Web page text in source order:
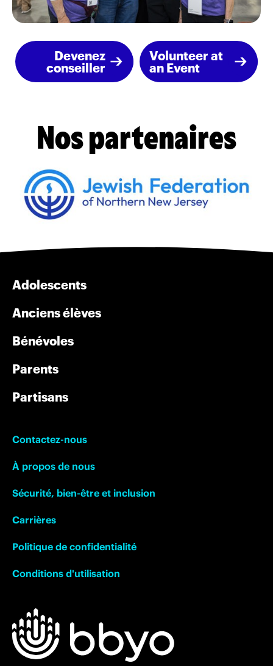
Devenez
conseiller
Volunteer at
an Event
Nos partenaires
Adolescents
Anciens élèves
Bénévoles
Parents
Partisans
Contactez-nous
À propos de nous
Sécurité, bien-être et inclusion
Carrières
Politique de confidentialité
Conditions d'utilisation